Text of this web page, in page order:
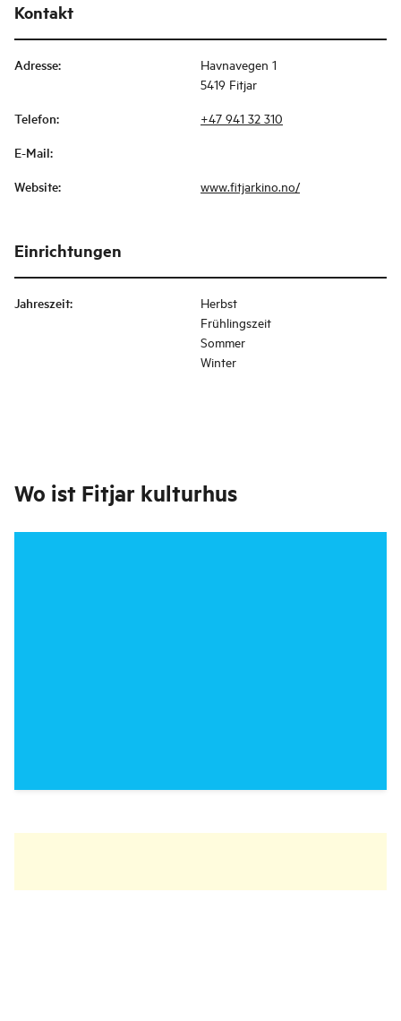
Kontakt
Adresse:
Havnavegen 1
5419 Fitjar
Telefon: +47 941 32 310
E-Mail:
Website: www.fitjarkino.no/
Einrichtungen
Jahreszeit:
Herbst
Frühlingszeit
Sommer
Winter
Wo ist Fitjar kulturhus